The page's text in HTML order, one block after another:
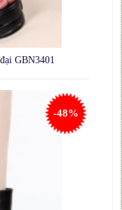
GBN3401
-48%